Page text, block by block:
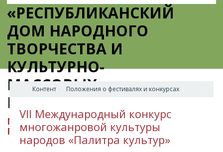
«РЕСПУБЛИКАНСКИЙ
ДОМ НАРОДНОГО
ТВОРЧЕСТВА И
КУЛЬТУРНО-
МАССОВЫХ
МЕРОПРИЯТИЙ»
МИНИСТЕРСТВО КУЛЬТУРЫ
РЕСПУБЛИКИ ИНГУШЕТИЯ
Контент Положения о фестивалях и конкурсах
​VII Международный конкурс
многожанровой культуры
народов «Палитра культур»